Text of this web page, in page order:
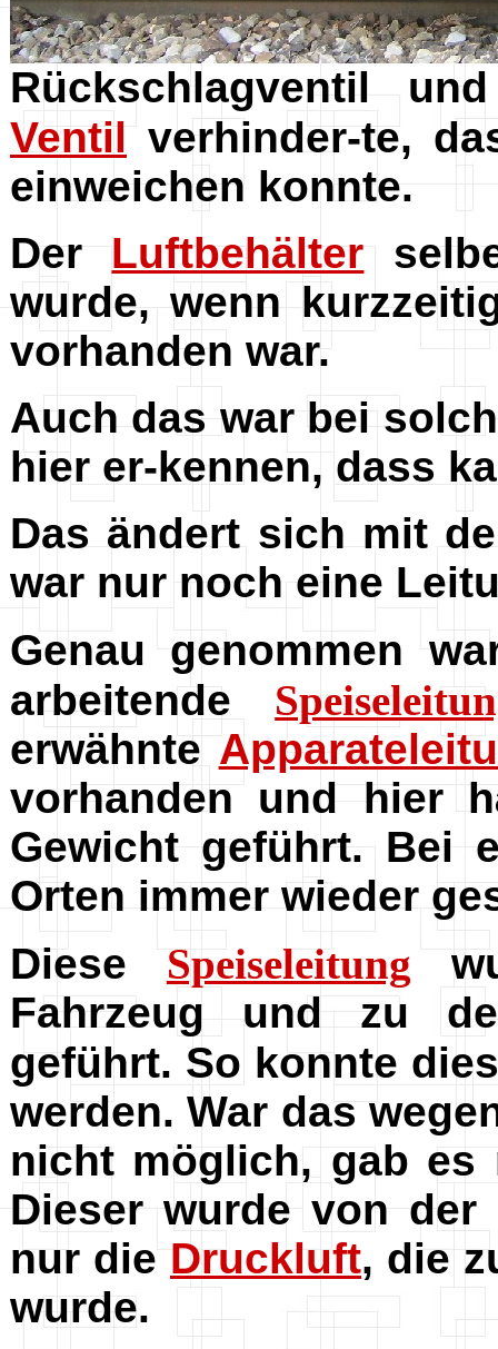
Rückschlagventil
Ventil verhinder-te,
einweichen konnte.
Der Luftbehälter
wurde, wenn
vorhanden war.
Auch das war bei
hier er-kennen, dass
Das ändert sich mit
war nur noch eine
Genau genommen
arbeitende
erwähnte
vorhanden und hier
Gewicht geführt. Bei
Orten immer wieder
Diese Speiseleitung
Fahrzeug und zu
geführt. So konnte
werden. War das
nicht möglich, gab
Dieser wurde von der
nur die Druckluft, die
wurde.